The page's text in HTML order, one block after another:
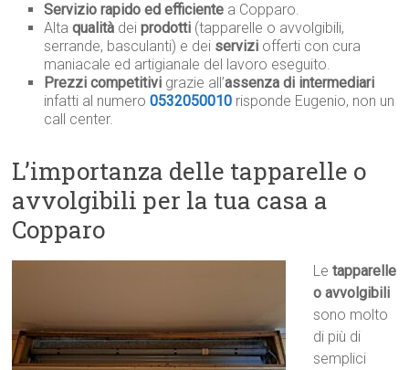
Servizio rapido ed efficiente a Copparo.
Altaqualità deiprodotti (tapparelle o avvolgibili,
serrande, basculanti) e dei servizi offerti con cura
maniacale ed artigianale del lavoro eseguito.
Prezzi competitivi grazie all’assenza di intermediari
infatti al numero0532050010 risponde Eugenio, non un
call center.
L’importanza delle tapparelle o
avvolgibili per la tua casa a
Copparo
Letapparelle
o avvolgibili
sono molto
di più di
semplici